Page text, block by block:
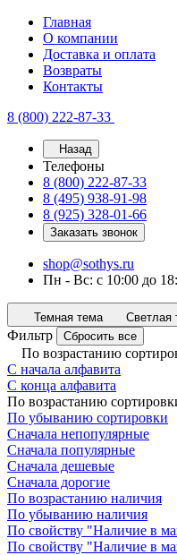
Главная
О компании
Доставка и оплата
Возвраты
Контакты
8 (800) 222-87-33
Назад
Телефоны
8 (800) 222-87-33
8 (495) 938-91-98
8 (925) 328-01-66
Заказать звонок
shop@sothys.ru
Пн - Вс: с 10:00 до
Темная тема Светлая
Фильтр Сбросить все
По возрастанию
С начала алфавита
С конца алфавита
По возрастанию
По убыванию сортировки
Сначала непопулярные
Сначала популярные
Сначала дешевые
Сначала дорогие
По возрастанию наличия
По убыванию наличия
По свойству "Наличие в
По свойству "Наличие в